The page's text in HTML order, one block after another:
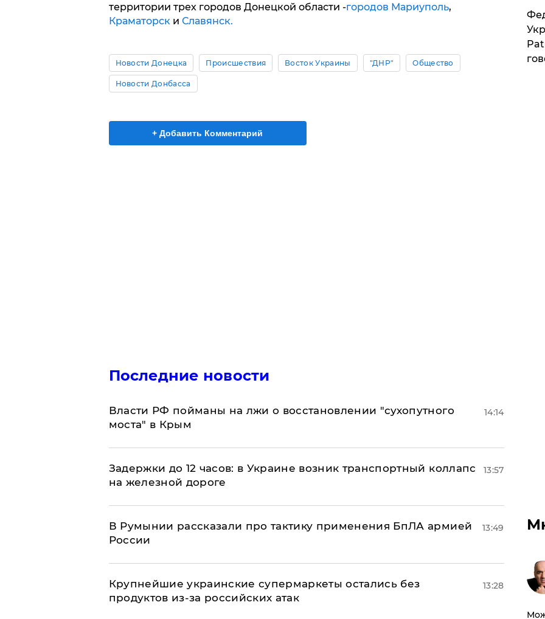
территории трех городов Донецкой области -городов Мариуполь,
Краматорски Славянск.
Новости Донецка Происшествия Восток Украины "ДНР" Общество
Новости Донбасса
+ Добавить Комментарий
Последние новости
Власти РФ пойманы на лжи о восстановлении "сухопутного
моста" в Крым
14:14
Задержки до 12 часов: в Украине возник транспортный коллапс
на железной дороге
13:57
В Румынии рассказали про тактику применения БпЛА армией
России
13:49
Крупнейшие украинские супермаркеты остались без
продуктов из-за российских атак
13:28